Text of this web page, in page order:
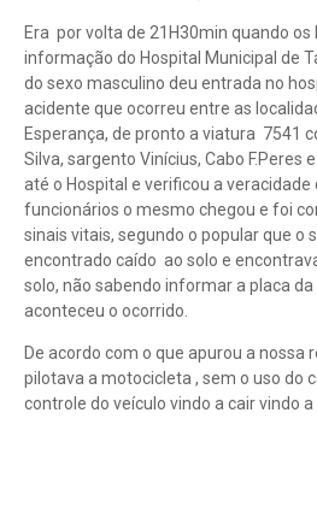
Era por volta de 21H30min quando
informação do Hospital Municipal de
do sexo masculino deu entrada no
acidente que ocorreu entre as
Esperança, de pronto a viatura 7541
Silva, sargento Vinícius, Cabo F.Peres
até o Hospital e verificou a
funcionários o mesmo chegou e foi
sinais vitais, segundo o popular que o
encontrado caído ao solo e
solo, não sabendo informar a placa
aconteceu o ocorrido.
De acordo com o que apurou a nossa
pilotava a motocicleta , sem o uso do
controle do veículo vindo a cair vindo